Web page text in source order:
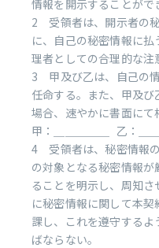
情報を開示することがで
2 受領者は、開示者の
に、自己の秘密情報に
理者としての合理的な注
3 甲及び乙は、自己の
任命する。また、甲及
場合、速やかに書面に
甲：＿＿＿＿＿ 乙：＿＿
4 受領者は、秘密情報
の対象となる秘密情報
ることを明示し、周知
に秘密情報に関して本
課し、これを遵守する
ばならない。